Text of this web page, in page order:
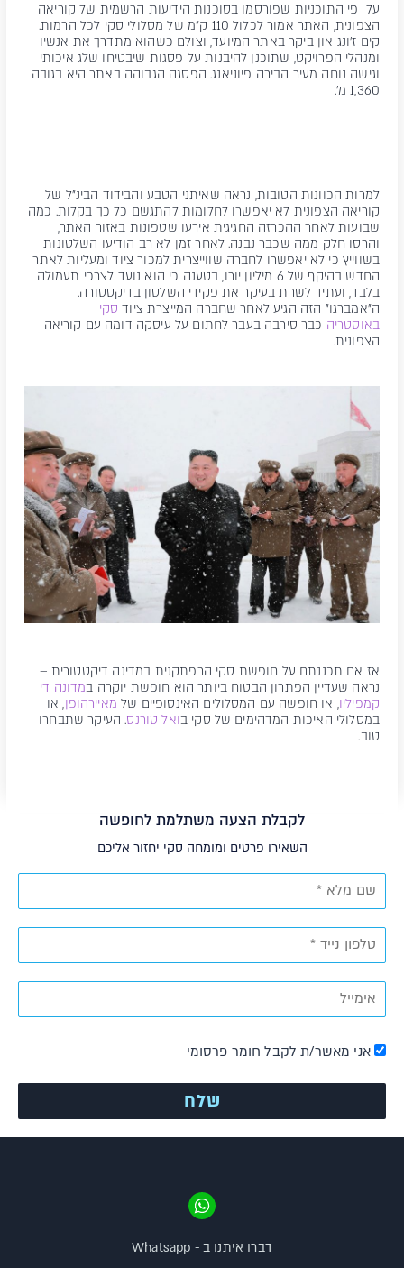
על פי התוכניות שפורסמו בסוכנות הידיעות הרשמית של קוריאה
הצפונית, האתר אמור לכלול 110 ק"מ של מסלולי סקי לכל הרמות.
קים ז'ונג און ביקר באתר המיועד, וצולם כשהוא מתדרך את אנשיו
ומנהלי הפרויקט, שתוכנן להיבנות על פסגות שיבטיחו שלג איכותי
וגישה נוחה מעיר הבירה פיוניאנג. הפסגה הגבוהה באתר היא בגובה
1,360 מ'.
למרות הכוונות הטובות, נראה שאיתני הטבע והבידוד הבינ"ל של
קוריאה הצפונית לא יאפשרו לחלומות להתגשם כל כך בקלות. כמה
שבועות לאחר ההכרזה החגיגית אירעו שטפונות באזור האתר,
והרסו חלק ממה שכבר נבנה. לאחר זמן לא רב הודיעו השלטונות
בשווייץ כי לא יאפשרו לחברה שווייצרית למכור ציוד ומעליות לאתר
החדש בהיקף של 6 מיליון יורו, בטענה כי הוא נועד לצרכי תעמולה
בלבד, ועתיד לשרת בעיקר את פקידי השלטון בדיקטטורה.
ה"אמברגו" הזה הגיע לאחר שחברה המייצרת ציוד סקי
באוסטריה כבר סירבה בעבר לחתום על עיסקה דומה עם קוריאה
הצפונית.
אז אם תכננתם על חופשת סקי הרפתקנית במדינה דיקטטורית –
נראה שעדיין הפתרון הבטוח ביותר הוא חופשת יוקרה במדונה די
קמפיליו, או חופשה עם המסלולים האינסופיים של מאיירהופן, או
במסלולי האיכות המדהימים של סקי בואל טורנס. העיקר שתבחרו
טוב.
לקבלת הצעה משתלמת לחופשה
השאירו פרטים ומומחה סקי יחזור אליכם
אני מאשר/ת לקבל חומר פרסומי
דברו איתנו ב - Whatsapp